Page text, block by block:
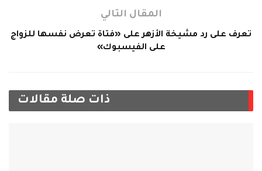
المقال التالي
تعرف على رد مشيخة الأزهر على «فتاة تعرض نفسها للزواج
على الفيسبوك»
ذات صلة مقالات